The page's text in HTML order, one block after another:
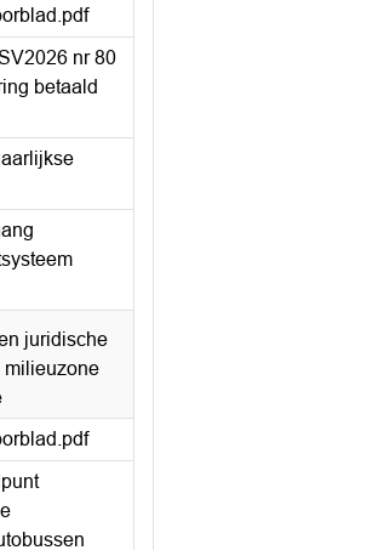
nr 80
betaald
juridische
milieuzone